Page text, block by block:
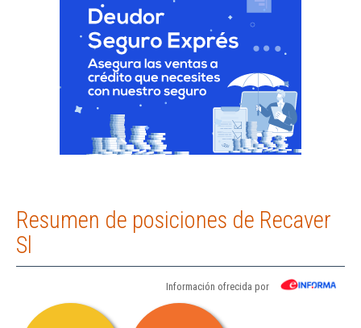
Resumen de posiciones de Recaver
Sl
Información ofrecida por